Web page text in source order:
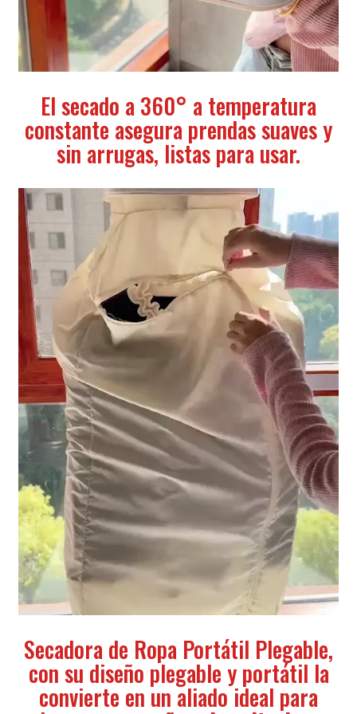
El secado a 360° a temperatura
constante asegura prendas suaves y
sin arrugas, listas para usar.
Secadora de Ropa Portátil Plegable,
con su diseño plegable y portátil la
convierte en un aliado ideal para